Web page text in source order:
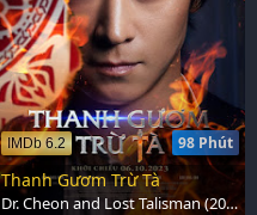
98 Phút
IMDb 6.2
Thanh Gươm Trừ Tà
Dr. Cheon and Lost Talisman (2023)